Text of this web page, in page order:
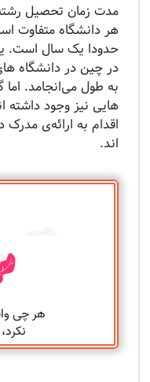
مدت زمان تحصیل
هر دانشگاه متفاوت
حدودا یک سال است.
به طول می‌انجامد.
اقدام به ارائه‌ی
اند.